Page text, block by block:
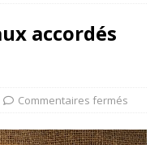
accordés
Commentaires fermés